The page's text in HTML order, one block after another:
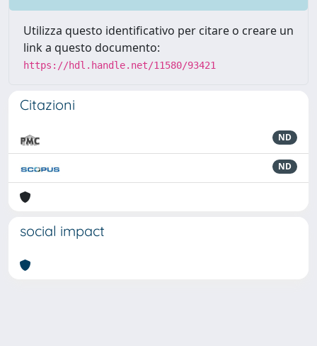
Utilizza questo identificativo per citare o creare un
link a questo documento:
https://hdl.handle.net/11580/93421
Citazioni
ND
ND
social impact